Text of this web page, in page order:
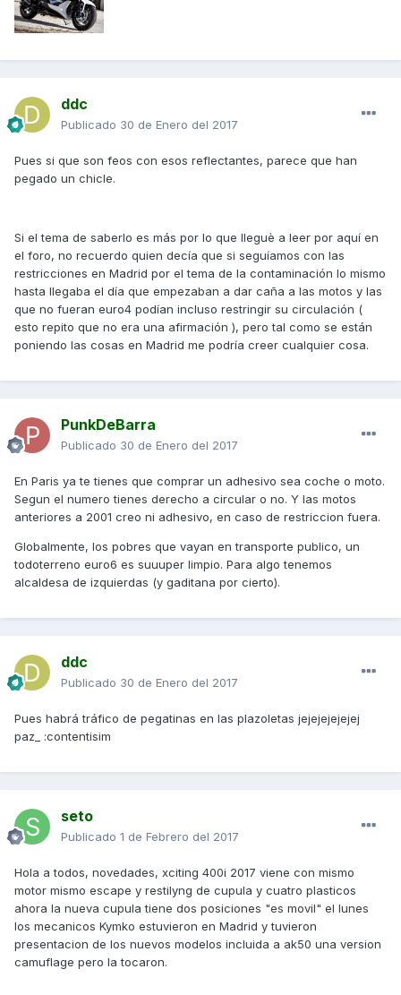
ddc
Publicado 30 de Enero del 2017
Pues si que son feos con esos reflectantes, parece que han
pegado un chicle.
Si el tema de saberlo es más por lo que lleguè a leer por aquí en
el foro, no recuerdo quien decía que si seguíamos con las
restricciones en Madrid por el tema de la contaminación lo mismo
hasta llegaba el día que empezaban a dar caña a las motos y las
que no fueran euro4 podían incluso restringir su circulación (
esto repito que no era una afirmación ), pero tal como se están
poniendo las cosas en Madrid me podría creer cualquier cosa.
PunkDeBarra
Publicado 30 de Enero del 2017
En Paris ya te tienes que comprar un adhesivo sea coche o moto.
Segun el numero tienes derecho a circular o no. Y las motos
anteriores a 2001 creo ni adhesivo, en caso de restriccion fuera.
Globalmente, los pobres que vayan en transporte publico, un
todoterreno euro6 es suuuper limpio. Para algo tenemos
alcaldesa de izquierdas (y gaditana por cierto).
ddc
Publicado 30 de Enero del 2017
Pues habrá tráfico de pegatinas en las plazoletas jejejejejejej
paz_ :contentisim
seto
Publicado 1 de Febrero del 2017
Hola a todos, novedades, xciting 400i 2017 viene con mismo
motor mismo escape y restilyng de cupula y cuatro plasticos
ahora la nueva cupula tiene dos posiciones "es movil" el lunes
los mecanicos Kymko estuvieron en Madrid y tuvieron
presentacion de los nuevos modelos incluida a ak50 una version
camuflage pero la tocaron.